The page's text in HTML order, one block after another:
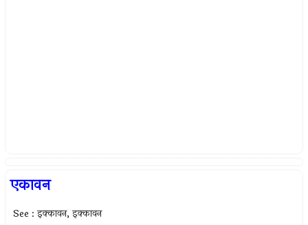
एकावन
See : इक्कावन, इक्कावन